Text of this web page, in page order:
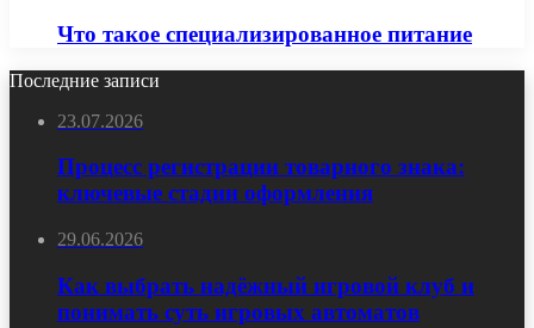
Что такое специализированное питание
Последние записи
23.07.2026
Процесс регистрации товарного знака:
ключевые стадии оформления
29.06.2026
Как выбрать надёжный игровой клуб и
понимать суть игровых автоматов